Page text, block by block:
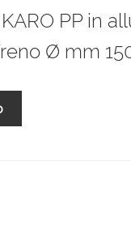
attualePP in
Ø mm